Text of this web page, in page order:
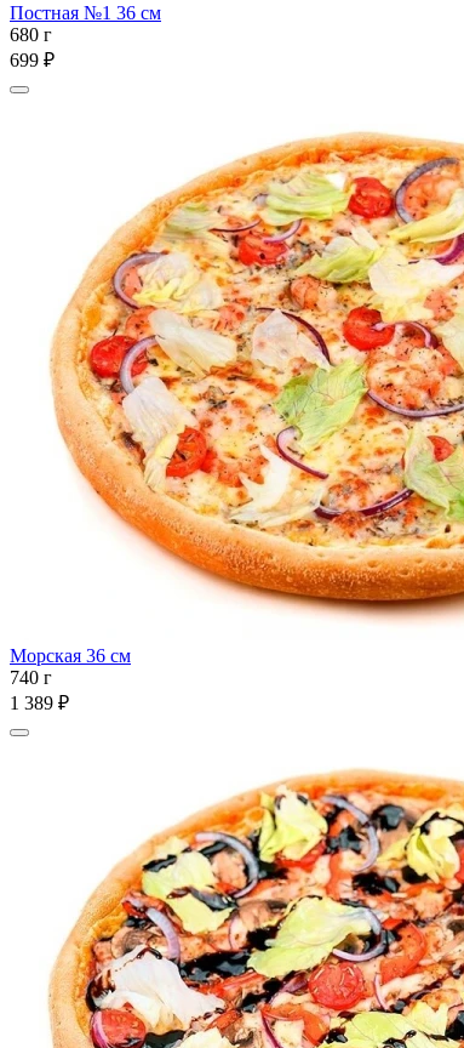
Постная №1 36 см
680 г
699 ₽
Морская 36 см
740 г
1 389 ₽